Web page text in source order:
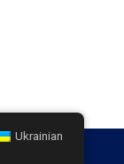
2026
Ukrainian